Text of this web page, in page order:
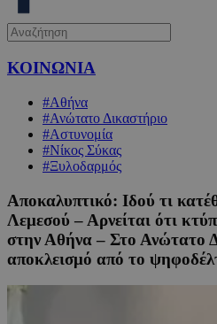
ΚΟΙΝΩΝΙΑ
#Αθήνα
#Ανώτατο Δικαστήριο
#Αστυνομία
#Νίκος Σύκας
#Ξυλοδαρμός
Αποκαλυπτικό: Ιδού τι
Λεμεσού – Αρνείται ότι
στην Αθήνα – Στο Ανώτατο
αποκλεισμό από το